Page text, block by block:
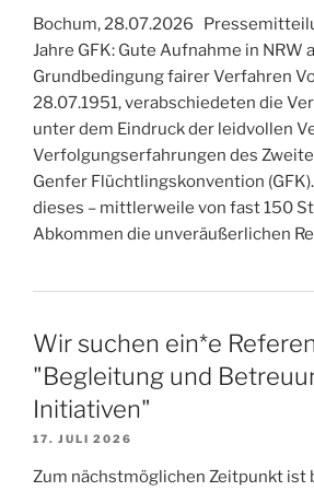
Bochum, 28.07.2026
Jahre GFK: Gute Aufnahme in NRW
Grundbedingung fairer Verfahren
28.07.1951, verabschiedeten die
unter dem Eindruck der leidvollen
Verfolgungserfahrungen des
Genfer Flüchtlingskonvention
dieses – mittlerweile von fast 150
Abkommen die unveräußerlichen
Wir suchen ein*e
"Begleitung und
Initiativen"
17. JULI 2026
Zum nächstmöglichen Zeitpunkt ist